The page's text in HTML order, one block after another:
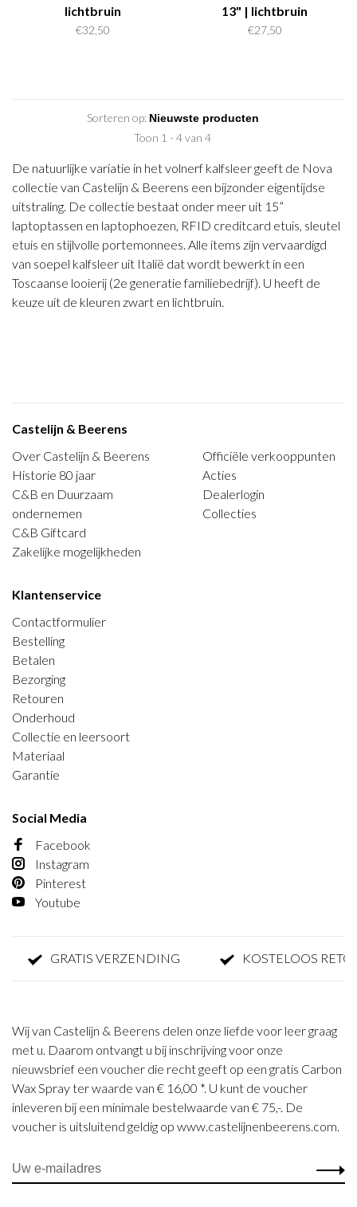
lichtbruin
€32,50
13" | lichtbruin
€27,50
Sorteren op:
Toon 1 - 4 van 4
De natuurlijke variatie in het volnerf kalfsleer geeft de Nova
collectie van Castelijn & Beerens een bijzonder eigentijdse
uitstraling. De collectie bestaat onder meer uit 15”
laptoptassen en laptophoezen, RFID creditcard etuis, sleutel
etuis en stijlvolle portemonnees. Alle items zijn vervaardigd
van soepel kalfsleer uit Italië dat wordt bewerkt in een
Toscaanse looierij (2e generatie familiebedrijf). U heeft de
keuze uit de kleuren zwart en lichtbruin.
Castelijn & Beerens
Over Castelijn & Beerens
Historie 80 jaar
C&B en Duurzaam
ondernemen
C&B Giftcard
Zakelijke mogelijkheden
Officiële verkooppunten
Acties
Dealerlogin
Collecties
Klantenservice
Contactformulier
Bestelling
Betalen
Bezorging
Retouren
Onderhoud
Collectie en leersoort
Materiaal
Garantie
Social Media
Facebook
Instagram
Pinterest
Youtube
GRATIS VERZENDING KOSTELOOS
Wij van Castelijn & Beerens delen onze liefde voor leer graag
met u. Daarom ontvangt u bij inschrijving voor onze
nieuwsbrief een voucher die recht geeft op een gratis Carbon
Wax Spray ter waarde van € 16,00 *. U kunt de voucher
inleveren bij een minimale bestelwaarde van € 75,-. De
voucher is uitsluitend geldig op www.castelijnenbeerens.com.